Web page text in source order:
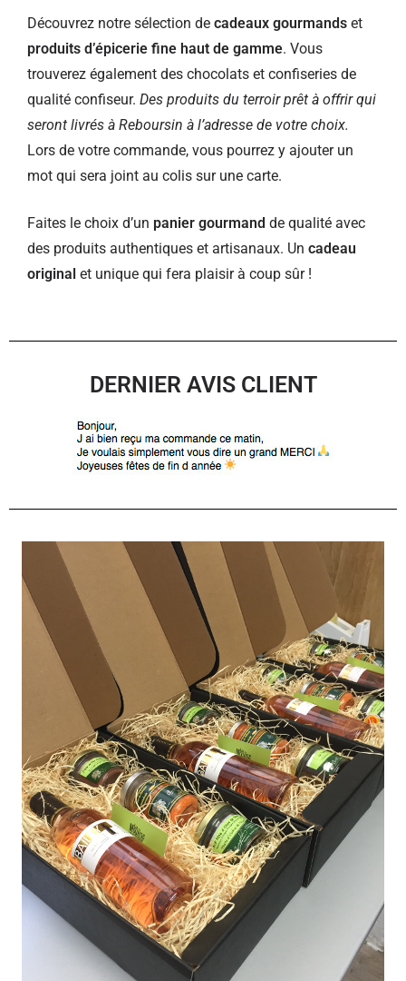
Découvrez notre sélection de cadeaux gourmands et
produits d’épicerie fine haut de gamme. Vous
trouverez également des chocolats et confiseries de
qualité confiseur. Des produits du terroir prêt à offrir qui
seront livrés à Reboursin à l’adresse de votre choix.
Lors de votre commande, vous pourrez y ajouter un
mot qui sera joint au colis sur une carte.
Faites le choix d’un panier gourmand de qualité avec
des produits authentiques et artisanaux. Un cadeau
original et unique qui fera plaisir à coup sûr !
DERNIER AVIS CLIENT